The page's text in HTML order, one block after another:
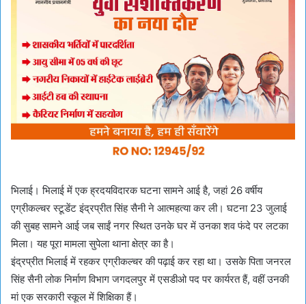
भिलाई। भिलाई में एक ह्रदयविदारक घटना सामने आई है, जहां 26 वर्षीय
एग्रीकल्चर स्टूडेंट इंद्रप्रीत सिंह सैनी ने आत्महत्या कर ली। घटना 23 जुलाई
की सुबह सामने आई जब साईं नगर स्थित उनके घर में उनका शव फंदे पर लटका
मिला। यह पूरा मामला सुपेला थाना क्षेत्र का है।
इंद्रप्रीत भिलाई में रहकर एग्रीकल्चर की पढ़ाई कर रहा था। उसके पिता जनरल
सिंह सैनी लोक निर्माण विभाग जगदलपुर में एसडीओ पद पर कार्यरत हैं, वहीं उनकी
मां एक सरकारी स्कूल में शिक्षिका हैं।